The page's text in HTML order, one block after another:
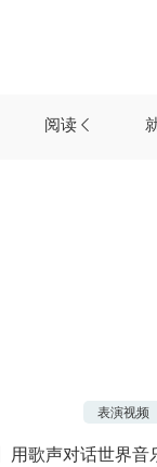
阅读
表演视频
用歌声对话世界音